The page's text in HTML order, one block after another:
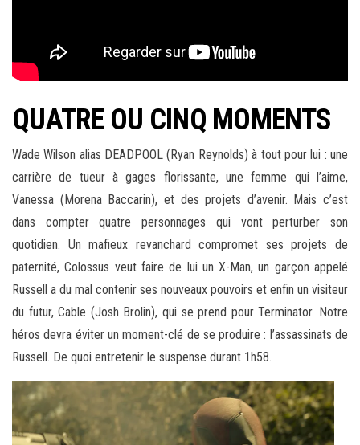
QUATRE OU CINQ MOMENTS
Wade Wilson alias DEADPOOL (Ryan Reynolds) à tout pour lui : une
carrière de tueur à gages florissante, une femme qui l’aime,
Vanessa (Morena Baccarin), et des projets d’avenir. Mais c’est
dans compter quatre personnages qui vont perturber son
quotidien. Un mafieux revanchard compromet ses projets de
paternité, Colossus veut faire de lui un X-Man, un garçon appelé
Russell a du mal contenir ses nouveaux pouvoirs et enfin un visiteur
du futur, Cable (Josh Brolin), qui se prend pour Terminator. Notre
héros devra éviter un moment-clé de se produire : l’assassinats de
Russell. De quoi entretenir le suspense durant 1h58.